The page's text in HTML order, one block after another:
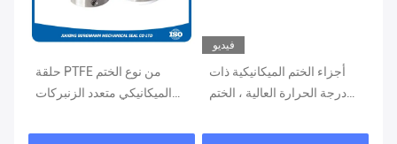
حلقة PTFE من نوع الختم
الميكانيكي متعدد الزنبركات
القصوى
فيديو
أجزاء الختم الميكانيكية ذات
درجة الحرارة العالية ، الختم
عالي السرعة